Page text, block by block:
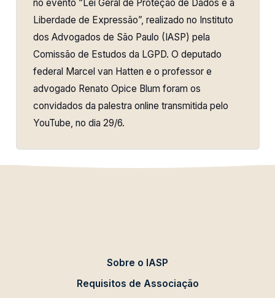
no evento “Lei Geral de Proteção de Dados e a
Liberdade de Expressão”, realizado no Instituto
dos Advogados de São Paulo (IASP) pela
Comissão de Estudos da LGPD. O deputado
federal Marcel van Hatten e o professor e
advogado Renato Opice Blum foram os
convidados da palestra online transmitida pelo
YouTube, no dia 29/6.
Sobre o IASP
Requisitos de Associação